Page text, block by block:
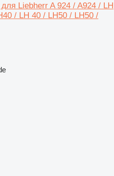
Liebherr A 924 / A924 / LH
/ LH 40 / LH50 / LH50 /